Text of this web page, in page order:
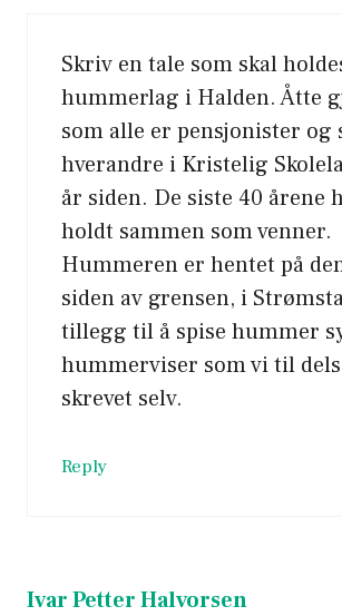
Skriv en tale som skal
hummerlag i Halden. Åtte
som alle er pensjonister og
hverandre i Kristelig
år siden. De siste 40 årene
holdt sammen som venner.
Hummeren er hentet på
siden av grensen, i
tillegg til å spise hummer
hummerviser som vi til
skrevet selv.
Reply
Ivar Petter Halvorsen